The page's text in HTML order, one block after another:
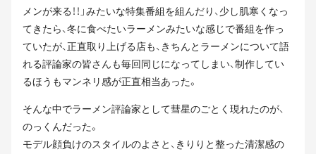
メンが来る！！」みたいな特集番組を組んだり、少し肌寒くなっ
てきたら、冬に食べたいラーメンみたいな感じで番組を作っ
ていたが、正直取り上げる店も、きちんとラーメンについて語
れる評論家の皆さんも毎回同じになってしまい、制作してい
るほうもマンネリ感が正直相当あった。
そんな中でラーメン評論家として彗星のごとく現れたのが、
のっくんだった。
モデル顔負けのスタイルのよさと、きりりと整った清潔感の